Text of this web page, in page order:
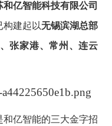
和亿智能科技有限公司
构建起以无锡滨湖总部
张家港、常州、连云
和亿智能的三大金字招